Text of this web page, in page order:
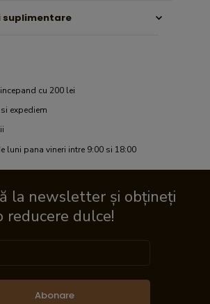
cu 200 lei
expediem
luni pana vineri intre 9:00 si 18:00
la newsletter și obțineți
reducere dulce!
Abonare